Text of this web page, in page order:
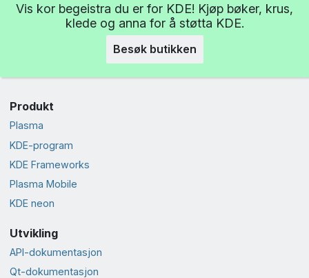
Vis kor begeistra du er for KDE! Kjøp bøker, krus,
klede og anna for å støtta KDE.
Besøk butikken
Produkt
Plasma
KDE-program
KDE Frameworks
Plasma Mobile
KDE neon
Utvikling
API-dokumentasjon
Qt-dokumentasjon